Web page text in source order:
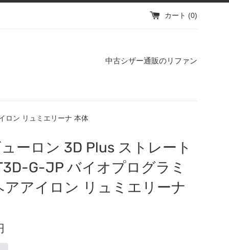
カート (0)
中古シザー通販のリファン
ロン リュミエリーナ 本体
ーロン 3D Plus ストレート
G-JP バイオプログラミ
アアイロン リュミエリーナ